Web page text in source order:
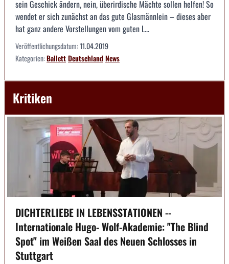
sein Geschick ändern, nein, überirdische Mächte sollen helfen! So
wendet er sich zunächst an das gute Glasmännlein – dieses aber
hat ganz andere Vorstellungen vom guten L...
Veröffentlichungsdatum:11.04.2019
Kategorien:BallettDeutschlandNews
Kritiken
DICHTERLIEBE IN LEBENSSTATIONEN --
Internationale Hugo- Wolf-Akademie: "The Blind
Spot" im Weißen Saal des Neuen Schlosses in
Stuttgart